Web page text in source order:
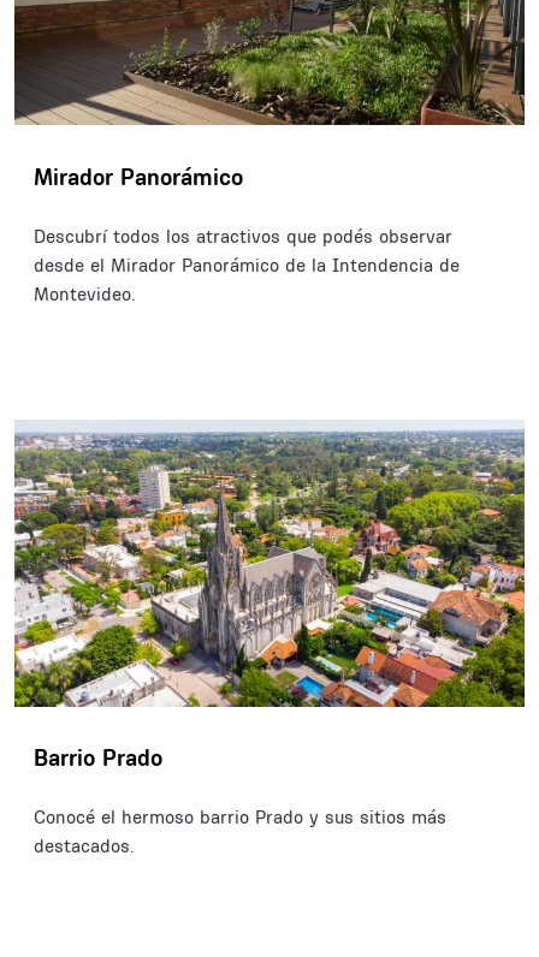
Mirador Panorámico
Descubrí todos los atractivos que podés observar
desde el Mirador Panorámico de la Intendencia de
Montevideo.
Barrio Prado
Conocé el hermoso barrio Prado y sus sitios más
destacados.